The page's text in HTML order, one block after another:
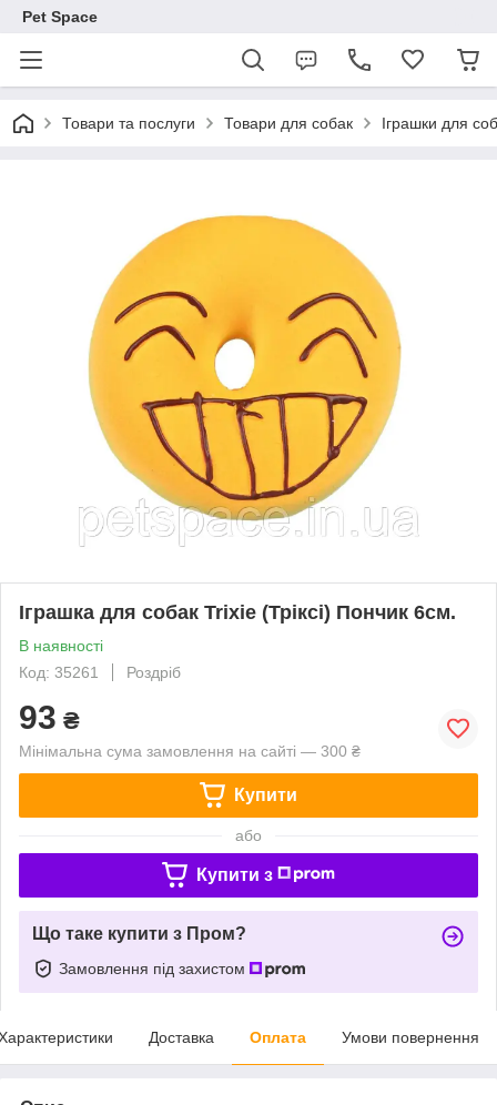
Pet Space
Товари та послуги Товари для собак Іграшки для
Іграшка для собак Trixie (Тріксі) Пончик 6см.
В наявності
Код: 35261
Роздріб
93 ₴
Мінімальна сума замовлення на сайті — 300 ₴
Купити
або
Купити з
Що таке купити з Пром?
Замовлення під захистом
Доставка Оплата Умови повернення